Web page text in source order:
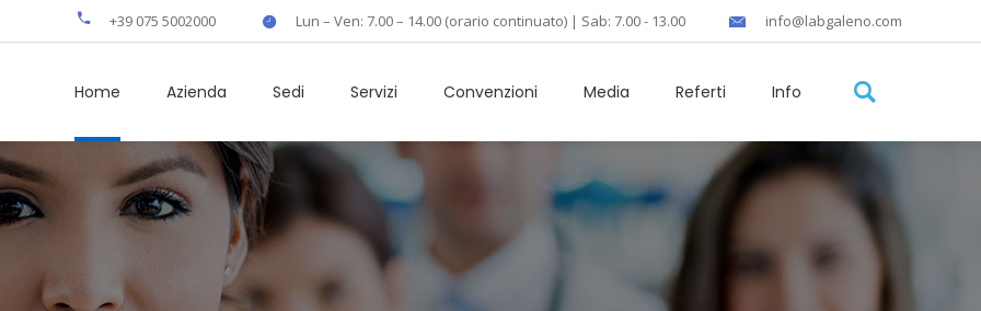
+39 075 5002000 Lun – Ven: 7.00 – 14.00 (orario continuato) | Sab: 7.00 - 13.00 info@labgaleno.com
Home Azienda Sedi Servizi Convenzioni Media Referti Info